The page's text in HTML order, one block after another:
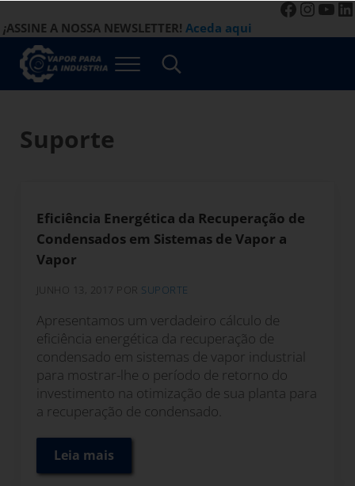
¡ASSINE A NOSSA NEWSLETTER! Aceda aqui
Vapor para a Indústria
Gestão Eficiente de Sistemas a Vapor
Menu Procurar...
Suporte
Eficiência Energética da Recuperação de
Condensados em Sistemas de Vapor a
Vapor
JUNHO 13, 2017 POR SUPORTE
Apresentamos um verdadeiro cálculo de
eficiência energética da recuperação de
condensado em sistemas de vapor industrial
para mostrar-lhe o período de retorno do
investimento na otimização de sua planta para
a recuperação de condensado.
Leia maisEficiência Energética da Recuperação de